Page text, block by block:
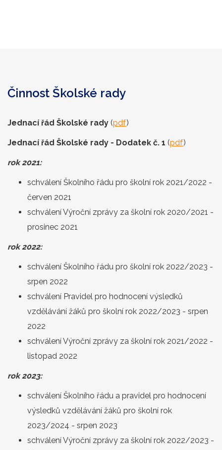
Činnost Školské rady
Jednací řád Školské rady (pdf)
Jednací řád Školské rady - Dodatek č. 1 (pdf)
rok 2021:
schválení Školního řádu pro školní rok 2021/2022 -
červen 2021
schválení Výroční zprávy za školní rok 2020/2021 -
prosinec 2021
rok 2022:
schválení Školního řádu pro školní rok 2022/2023 -
srpen 2022
schválení Pravidel pro hodnocení výsledků
vzdělávání žáků pro školní rok 2022/2023 - srpen
2022
schválení Výroční zprávy za školní rok 2021/2022 -
listopad 2022
rok 2023:
schválení Školního řádu a pravidel pro hodnocení
výsledků vzdělávání žáků pro školní rok
2023/2024 - srpen 2023
schválení Výroční zprávy za školní rok 2022/2023 -